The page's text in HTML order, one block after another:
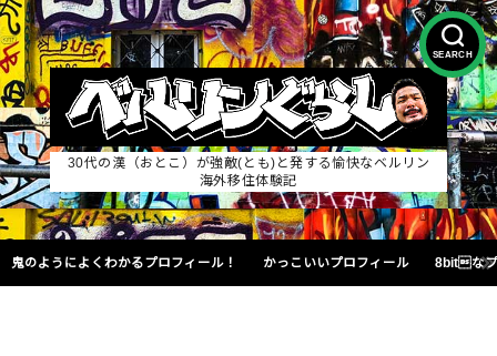
SEARCH
30代の漢（おとこ）が強敵(とも)と発する愉快なベルリン
海外移住体験記
鬼のようによくわかるプロフィール！ かっこいいプロフィール 8bitな